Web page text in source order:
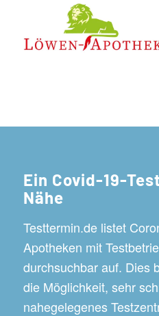
Ein Covid-19-
Nähe
Testtermin.de listet
Apotheken mit
durchsuchbar auf. Dies
die Möglichkeit, sehr
nahegelegenes